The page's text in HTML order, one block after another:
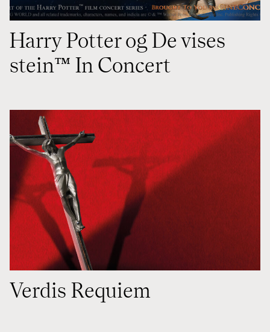
Harry Potter og De vises
stein™️ In Concert
Verdis Requiem